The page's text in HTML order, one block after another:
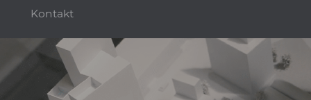
Kontakt